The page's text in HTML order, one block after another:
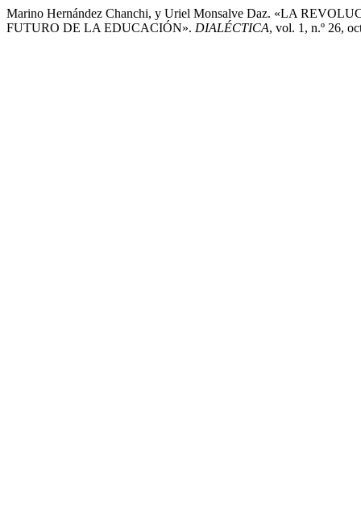
Marino Hernández Chanchi, y Uriel Monsalve Daz. «LA
FUTURO DE LA EDUCACIÓN». DIALÉCTICA, vol. 1, n.º 26,